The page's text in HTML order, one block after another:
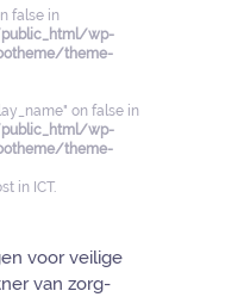
false in
wp-
theme-
on false in
wp-
theme-
in ICT.
voor veilige
van zorg-